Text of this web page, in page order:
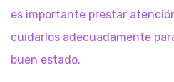
es importante prestar
cuidarlos adecuadamente
buen estado.